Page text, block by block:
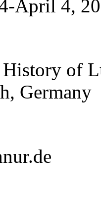
April 4,
of
Germany